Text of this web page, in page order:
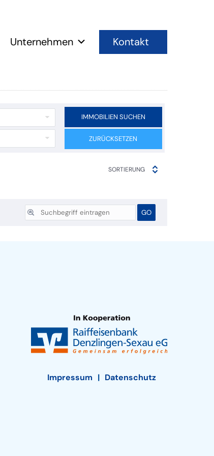
Unternehmen Kontakt
IMMOBILIEN SUCHEN
ZURÜCKSETZEN
SORTIERUNG
Impressum Datenschutz